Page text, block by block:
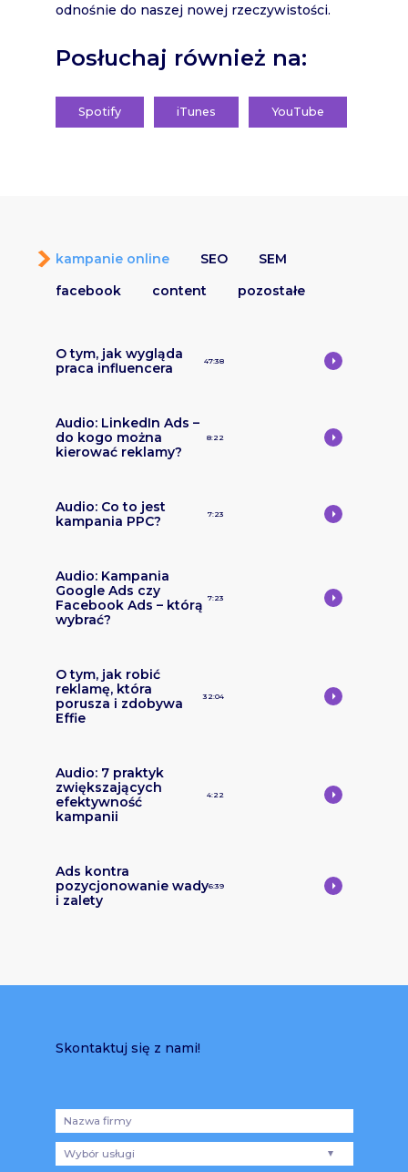
odnośnie do naszej nowej rzeczywistości.
Posłuchaj również na:
Spotify iTunes YouTube
kampanie online SEO
SEM
facebook
content pozostałe
O tym, jak wygląda
praca influencera
47:38
Audio: LinkedIn Ads –
do kogo można
kierować reklamy?
8:22
Audio: Co to jest
kampania PPC?
7:23
Audio: Kampania
Google Ads czy
Facebook Ads – którą
wybrać?
7:23
O tym, jak robić
reklamę, która
porusza i zdobywa
Effie
32:04
Audio: 7 praktyk
zwiększających
efektywność
kampanii
4:22
Ads kontra
pozycjonowanie wady
i zalety
6:39
Skontaktuj się z nami!